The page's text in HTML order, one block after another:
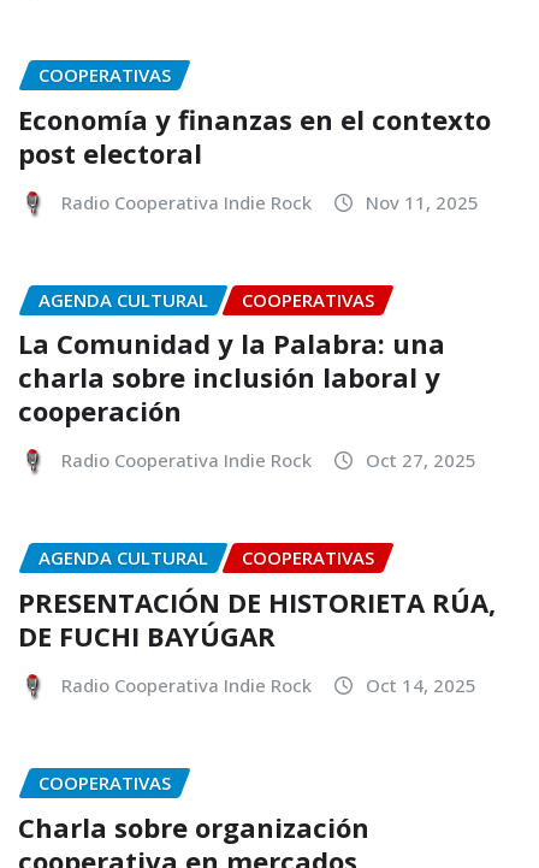
COOPERATIVAS
Economía y finanzas en el contexto
post electoral
Radio Cooperativa Indie Rock Nov 11, 2025
AGENDA CULTURAL COOPERATIVAS
La Comunidad y la Palabra: una
charla sobre inclusión laboral y
cooperación
Radio Cooperativa Indie Rock Oct 27, 2025
AGENDA CULTURAL COOPERATIVAS
PRESENTACIÓN DE HISTORIETA RÚA,
DE FUCHI BAYÚGAR
Radio Cooperativa Indie Rock Oct 14, 2025
COOPERATIVAS
Charla sobre organización
cooperativa en mercados